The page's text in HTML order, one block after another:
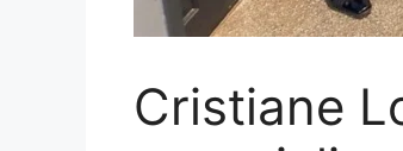
Cristiane